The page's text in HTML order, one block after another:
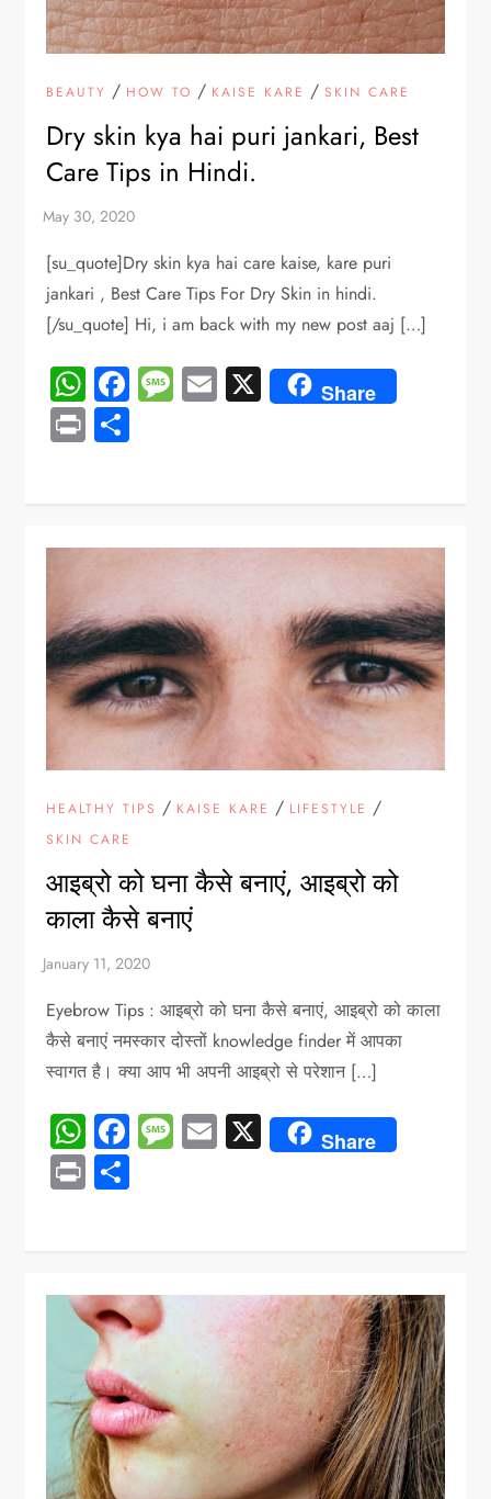
BEAUTY / HOW TO / KAISE KARE /SKIN CARE
Dry skin kya hai puri jankari, Best
Care Tips in Hindi.
[su_quote]Dry skin kya hai care kaise, kare puri
jankari , Best Care Tips For Dry Skin in hindi.
[/su_quote] Hi, i am back with my new post aaj […]
WhatsApp
Facebook
Message
Email
X Share
Print
HEALTHY TIPS / KAISE KARE / LIFESTYLE /
SKIN CARE
आइब्रो को घना कैसे बनाएं, आइब्रो को
काला कैसे बनाएं
Eyebrow Tips : आइब्रो को घना कैसे बनाएं, आइब्रो को काला
कैसे बनाएं नमस्कार दोस्तों knowledge finder में आपका
स्वागत है। क्या आप भी अपनी आइब्रो से परेशान […]
WhatsApp
Facebook
Message
Email
X Share
Print